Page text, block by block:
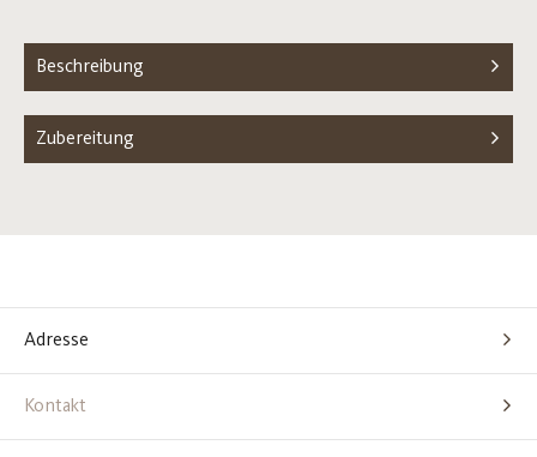
Beschreibung
Zubereitung
Adresse
Kontakt